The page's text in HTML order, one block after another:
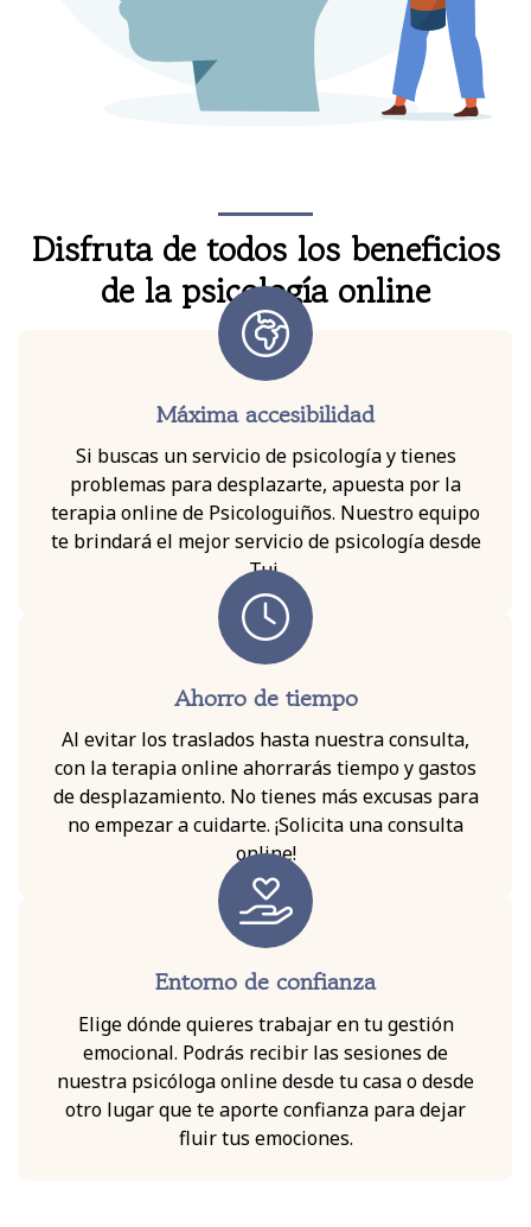
Disfruta de todos los beneficios
de la psicología online
Máxima accesibilidad
Si buscas un servicio de psicología y tienes
problemas para desplazarte, apuesta por la
terapia online de Psicologuiños. Nuestro equipo
te brindará el mejor servicio de psicología desde
Tui.
Ahorro de tiempo
Al evitar los traslados hasta nuestra consulta,
con la terapia online ahorrarás tiempo y gastos
de desplazamiento. No tienes más excusas para
no empezar a cuidarte. ¡Solicita una consulta
online!
Entorno de confianza
Elige dónde quieres trabajar en tu gestión
emocional. Podrás recibir las sesiones de
nuestra psicóloga online desde tu casa o desde
otro lugar que te aporte confianza para dejar
fluir tus emociones.